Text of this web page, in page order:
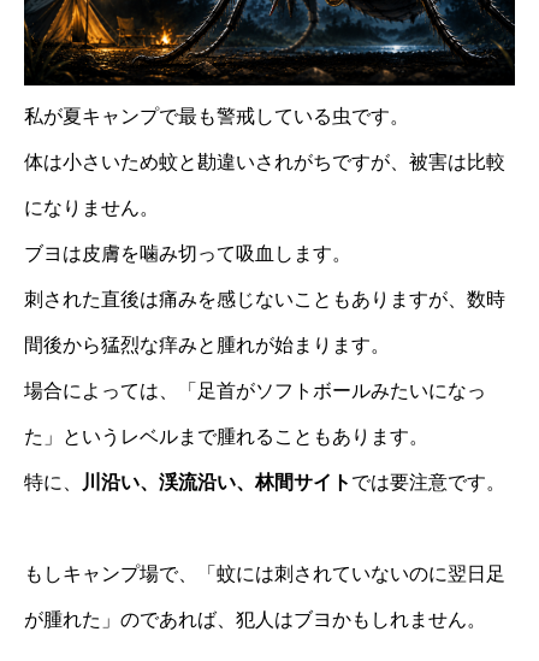
私が夏キャンプで最も警戒している虫です。
体は小さいため蚊と勘違いされがちですが、被害は比較
になりません。
ブヨは皮膚を噛み切って吸血します。
刺された直後は痛みを感じないこともありますが、数時
間後から猛烈な痒みと腫れが始まります。
場合によっては、「足首がソフトボールみたいになっ
た」というレベルまで腫れることもあります。
特に、 川沿い、渓流沿い、林間サイト では要注意です。
もしキャンプ場で、「蚊には刺されていないのに翌日足
が腫れた」のであれば、犯人はブヨかもしれません。